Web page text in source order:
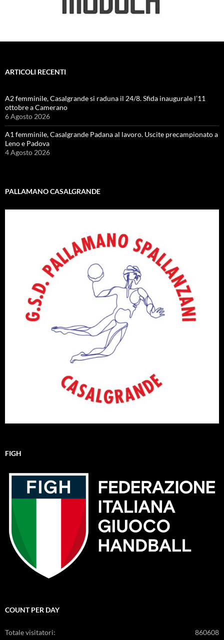
ARTICOLI RECENTI
A2 femminile, Casalgrande si raduna il 24/8. Sfida inaugurale l’11
ottobre a Camerano
6 Agosto 2026
A1 femminile, Casalgrande Padana al lavoro. Uscite precampionato a
Leno e Padova
4 Agosto 2026
PALLAMANO CASALGRANDE
FIGH
COUNT PER DAY
860608
Totale visitatori: